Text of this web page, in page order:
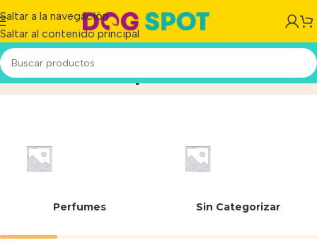
Saltar a la navegación
Saltar al contenido principal
Frisa estamapdaInicio/Producto
Perfumes Sin Categorizar